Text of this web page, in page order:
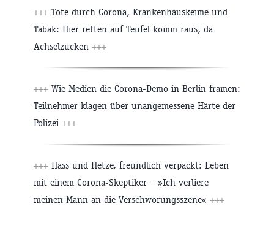
+++ Tote durch Corona, Krankenhauskeime und
Tabak: Hier retten auf Teufel komm raus, da
Achselzucken +++
+++ Wie Medien die Corona-Demo in Berlin framen:
Teilnehmer klagen über unangemessene Härte der
Polizei +++
+++ Hass und Hetze, freundlich verpackt: Leben
mit einem Corona-Skeptiker – »Ich verliere
meinen Mann an die Verschwörungsszene« +++